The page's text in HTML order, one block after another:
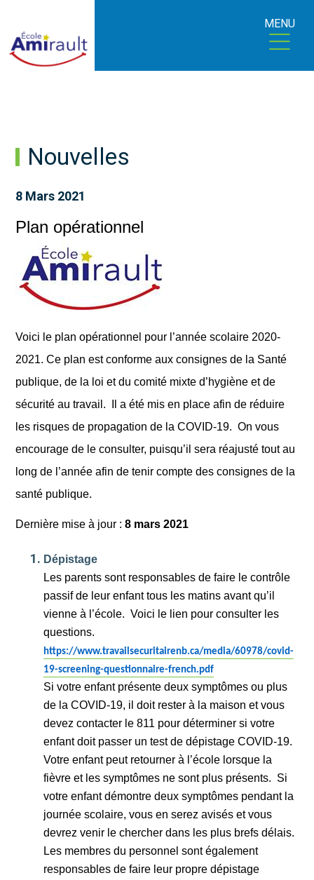
MENU
Nouvelles
8 Mars 2021
Plan opérationnel
Voici le plan opérationnel pour l’année scolaire 2020-
2021.Ce plan est conforme aux consignes de la Santé
publique, de la loi et du comité mixte d’hygiène et de
sécurité au travail.
Il a été mis en place afin de réduire
les risques de propagation de la COVID-19. On vous
encourage de le consulter, puisqu’il sera réajusté tout au
long de l’année afin de tenir compte des consignes de la
santé publique.
Dernière mise à jour :8 mars 2021
Dépistage
Les parents sont responsables de faire le contrôle
passif de leur enfant tous les matins avant qu’il
vienne à l’école. Voici le lien pour consulter les
questions.
https://www.travailsecuritairenb.ca/media/60978/covid-
19-screening-questionnaire-french.pdf
Si votre enfant présente deux symptômes ou plus
de la COVID-19, il doit rester à la maison et vous
devez contacter le 811 pour déterminer si votre
enfant doit passer un test de dépistage COVID-19.
Votre enfant peut retourner à l’école lorsque la
fièvre et les symptômes ne sont plus présents. Si
votre enfant démontre deux symptômes pendant la
journée scolaire, vous en serez avisés et vous
devrez venir le chercher dans les plus brefs délais.
Les membres du personnel sont également
responsables de faire leur propre dépistage